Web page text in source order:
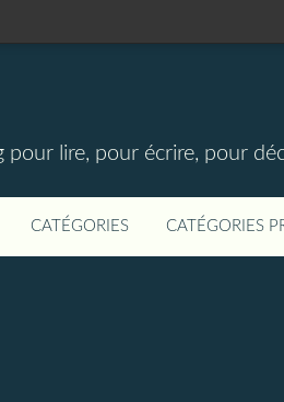
pour lire, pour écrire, pour
CATÉGORIES CATÉGORIES